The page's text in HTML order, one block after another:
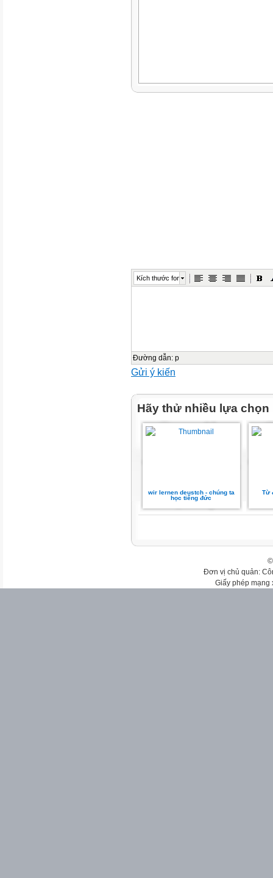
Kích thước font
Đường dẫn: p
Gửi ý kiến
Hãy thử nhiều lựa chọn
wir lernen deustch - chúng ta
học tiếng đức
Từ
Đơn vị chủ quản:
Giấy phép mạng